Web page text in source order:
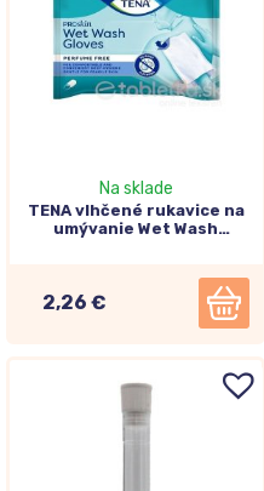
Na sklade
TENA vlhčené rukavice na
umývanie Wet Wash
2,26 €